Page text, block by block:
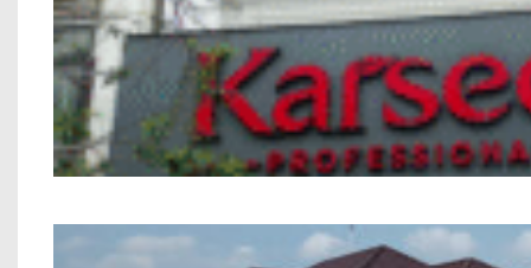
Nhà phố Kết hợp Kinh Doanh Chú